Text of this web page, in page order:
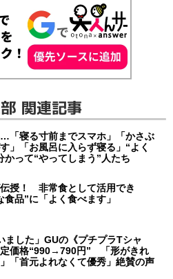
関連記事
「寝る寸前までスマホ」「かさぶ
」「お風呂に入らず寝る」“よく
かって“やってしまう”人たち
授！ 非常食として活用でき
食品”に「よく食べます」
ました」GUの《プチプラTシャ
定価格“990→790円” 「形がきれ
「首元よれなくて優秀」絶賛の声